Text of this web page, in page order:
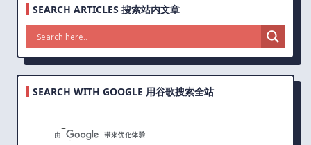
SEARCH ARTICLES 搜索站内文章
SEARCH WITH GOOGLE 用谷歌搜索全站